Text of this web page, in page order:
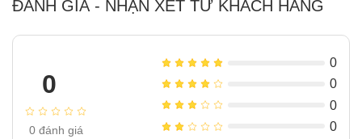
ĐÁNH GIÁ - NHẬN XÉT TỪ KHÁCH HÀNG
0
0đánh giá
0
0
0
0